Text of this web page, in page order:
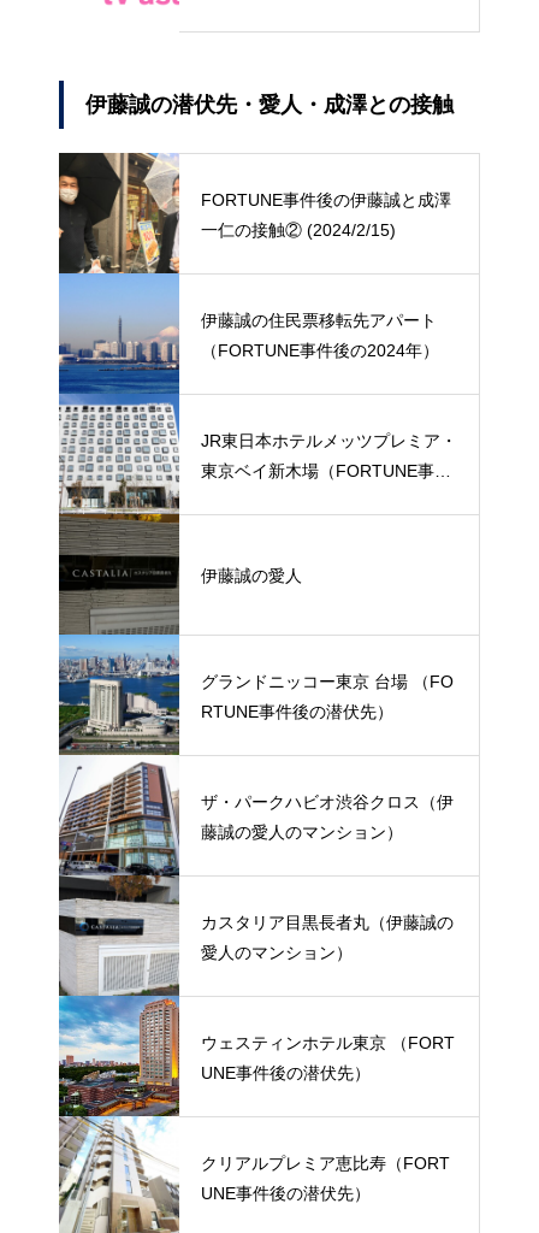
伊藤誠の潜伏先・愛人・成澤との接触
FORTUNE事件後の伊藤誠と成澤
一仁の接触② (2024/2/15)
伊藤誠の住民票移転先アパート
（FORTUNE事件後の2024年）
JR東日本ホテルメッツプレミア・
東京ベイ新木場（FORTUNE事件
伊藤誠の愛人
グランドニッコー東京 台場 （FO
RTUNE事件後の潜伏先）
ザ・パークハビオ渋谷クロス（伊
藤誠の愛人のマンション）
カスタリア目黒長者丸（伊藤誠の
愛人のマンション）
ウェスティンホテル東京 （FORT
UNE事件後の潜伏先）
クリアルプレミア恵比寿（FORT
UNE事件後の潜伏先）